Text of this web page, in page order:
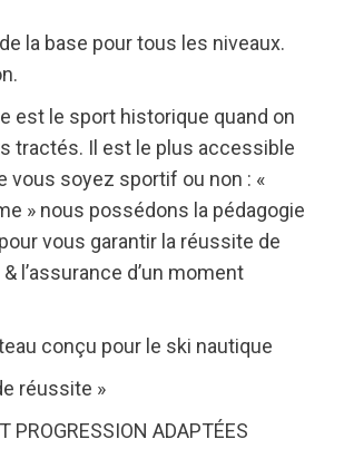
la base pour tous les niveaux.
est le sport historique quand on
tractés. Il est le plus accessible
vous soyez sportif ou non : «
» nous possédons la pédagogie
vous garantir la réussite de
l’assurance d’un moment
conçu pour le ski nautique
réussite »
PROGRESSION ADAPTÉES